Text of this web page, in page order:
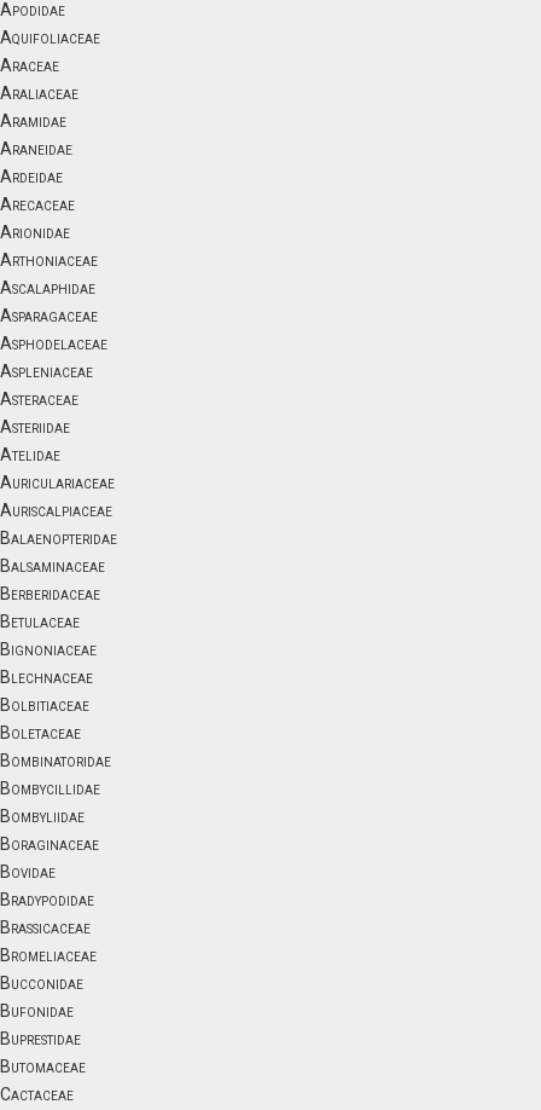
Apodidae
Aquifoliaceae
Araceae
Araliaceae
Aramidae
Araneidae
Ardeidae
Arecaceae
Arionidae
Arthoniaceae
Ascalaphidae
Asparagaceae
Asphodelaceae
Aspleniaceae
Asteraceae
Asteriidae
Atelidae
Auriculariaceae
Auriscalpiaceae
Balaenopteridae
Balsaminaceae
Berberidaceae
Betulaceae
Bignoniaceae
Blechnaceae
Bolbitiaceae
Boletaceae
Bombinatoridae
Bombycillidae
Bombyliidae
Boraginaceae
Bovidae
Bradypodidae
Brassicaceae
Bromeliaceae
Bucconidae
Bufonidae
Buprestidae
Butomaceae
Cactaceae